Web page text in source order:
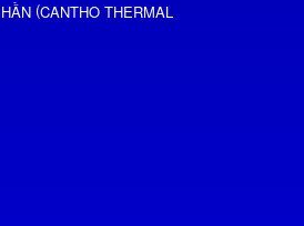
(CANTHO THERMAL